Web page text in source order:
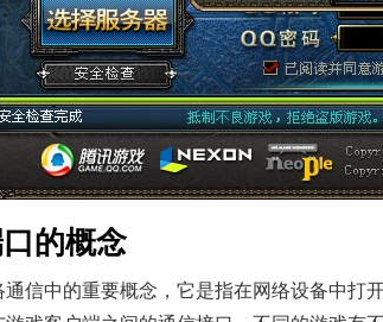
的概念
信中的重要概念，它是指在网络设备中打